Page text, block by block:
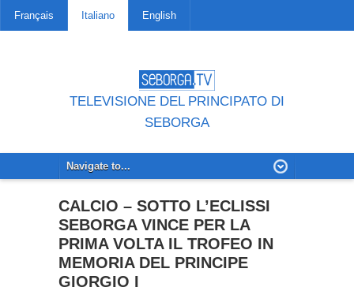
Français Italiano English
TELEVISIONE DEL PRINCIPATO DI
SEBORGA
CALCIO – SOTTO L’ECLISSI
SEBORGA VINCE PER LA
PRIMA VOLTA IL TROFEO IN
MEMORIA DEL PRINCIPE
GIORGIO I